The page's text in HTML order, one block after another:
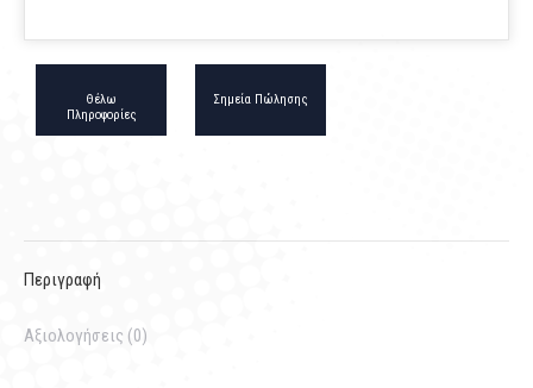
Θέλω
Πληροφορίες
Σημεία Πώλησης
Περιγραφή
Αξιολογήσεις (0)